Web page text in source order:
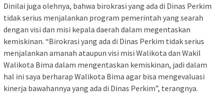
Dinilai juga olehnya, bahwa birokrasi yang ada di Dinas Perkim
tidak serius menjalankan program pemerintah yang searah
dengan visi dan misi kepala daerah dalam megentaskan
kemiskinan. “Birokrasi yang ada di Dinas Perkim tidak serius
menjalankan amanah ataupun visi misi Walikota dan Wakil
Walikota Bima dalam mengentaskan kemiskinan, jadi dalam
hal ini saya berharap Walikota Bima agar bisa mengevaluasi
kinerja bawahannya yang ada di Dinas Perkim”, terangnya.